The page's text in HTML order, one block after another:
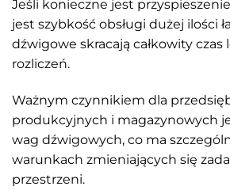
Jeśli konieczne jest
jest szybkość obsługi dużej ilości
dźwigowe skracają całkowity czas
rozliczeń.
Ważnym czynnikiem dla
produkcyjnych i magazynowych
wag dźwigowych, co ma
warunkach zmieniających się
przestrzeni.